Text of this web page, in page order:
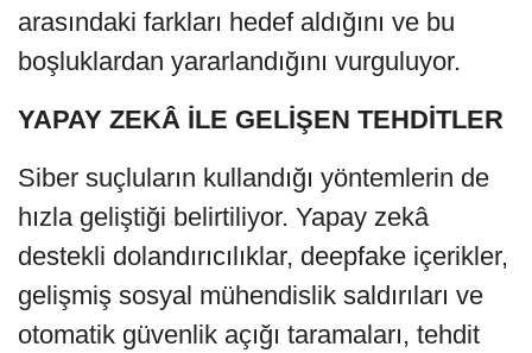
arasındaki farkları hedef aldığını ve bu
boşluklardan yararlandığını vurguluyor.
YAPAY ZEKÂ İLE GELİŞEN TEHDİTLER
Siber suçluların kullandığı yöntemlerin de
hızla geliştiği belirtiliyor. Yapay zekâ
destekli dolandırıcılıklar, deepfake içerikler,
gelişmiş sosyal mühendislik saldırıları ve
otomatik güvenlik açığı taramaları, tehdit